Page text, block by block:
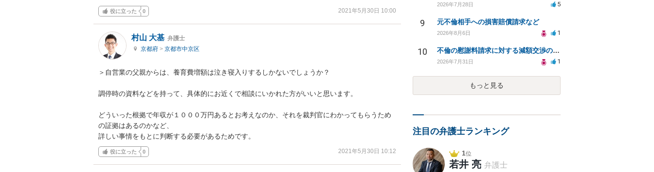
役に立った 0 2021年5月30日 10:00
村山 大基 弁護士
京都府 > 京都市中京区
＞自営業の父親からは、養育費増額は泣き寝入りするしかないでしょうか？
調停時の資料などを持って、具体的にお近くで相談にいかれた方がいいと思います。
どういった根拠で年収が１０００万円あるとお考えなのか、それを裁判官にわかってもらうため
の証拠はあるのかなど、
詳しい事情をもとに判断する必要があるためです。
役に立った 0 2021年5月30日 10:12
2026年7月28日 5
9 元不倫相手への損害賠償請求など
2026年8月6日 1
10 不倫の慰謝料請求に対する減額交渉の可能性と対策
2026年7月31日 1
もっと見る
注目の弁護士ランキング
1位
若井 亮 弁護士